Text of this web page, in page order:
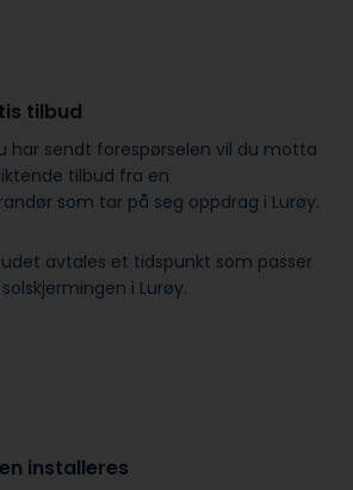
tilbud
har sendt forespørselen vil du motta
tilbud fra en
som tar på seg oppdrag i Lurøy.
avtales et tidspunkt som passer
i Lurøy.
installeres